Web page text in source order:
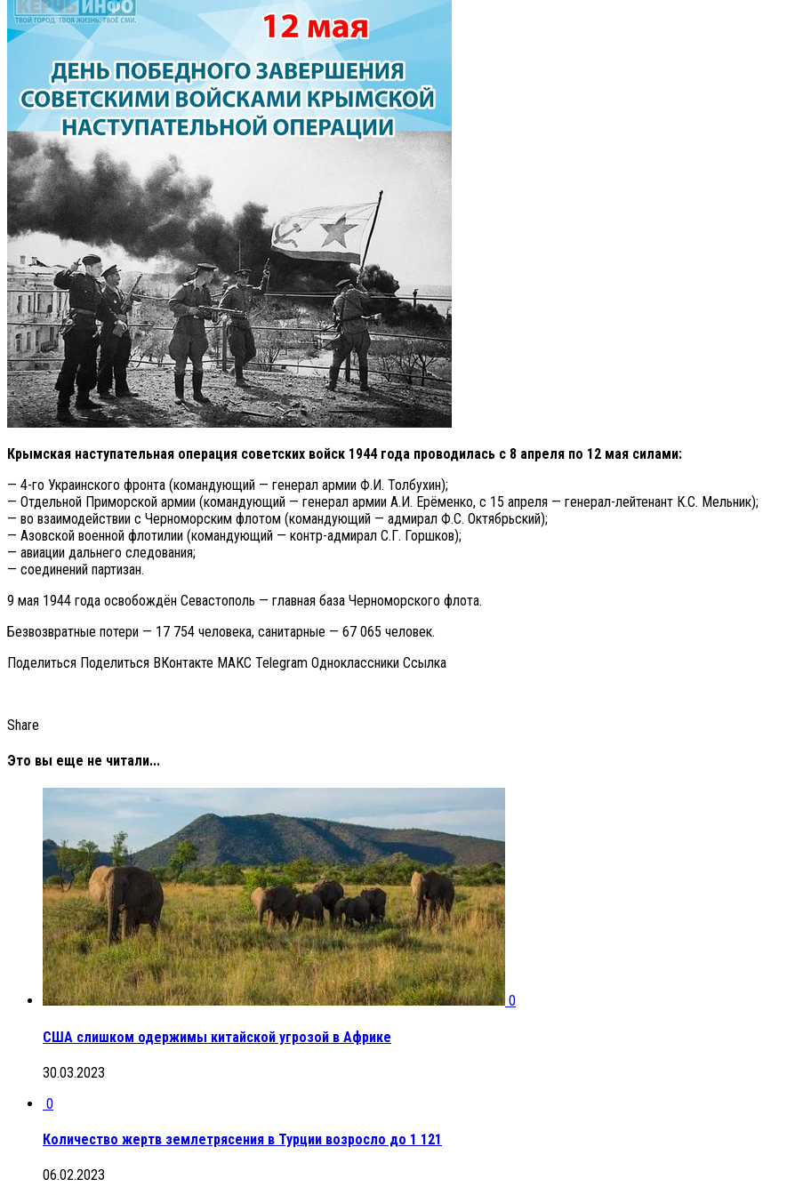
Крымская наступательная операция советских войск 1944 года проводилась с 8 апреля по 12 мая силами:
— 4-го Украинского фронта (командующий — генерал армии Ф.И. Толбухин);
— Отдельной Приморской армии (командующий — генерал армии А.И. Ерёменко, с 15 апреля — генерал-лейтенант К.С. Мельник);
— во взаимодействии с Черноморским флотом (командующий — адмирал Ф.С. Октябрьский);
— Азовской военной флотилии (командующий — контр-адмирал С.Г. Горшков);
— авиации дальнего следования;
— соединений партизан.
9 мая 1944 года освобождён Севастополь — главная база Черноморского флота.
Безвозвратные потери — 17 754 человека, санитарные — 67 065 человек.
Поделиться Поделиться ВКонтакте МАКС Telegram Одноклассники Cсылка
Share
Это вы еще не читали...
0
США слишком одержимы китайской угрозой в Африке
30.03.2023
0
Количество жертв землетрясения в Турции возросло до 1 121
06.02.2023